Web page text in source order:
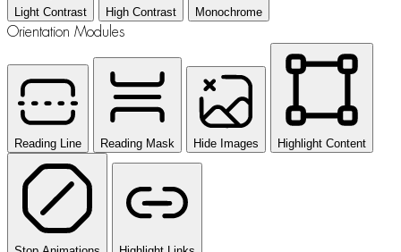
Light Contrast High Contrast Monochrome
Orientation Modules
Reading Line Reading Mask Hide Images Highlight Content